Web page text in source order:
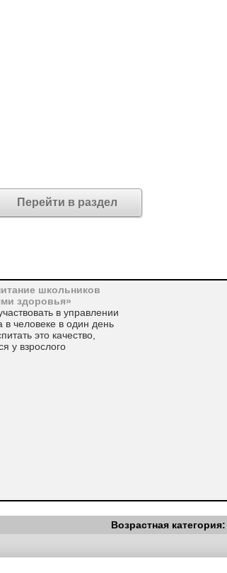
Перейти в раздел
школьников
здоровья»
в управлении
в человеке в один день
это качество,
у взрослого
последнее десятилетие оказалось на грани
Возрастная
|Вестник Педагога|Об издании|Условия|